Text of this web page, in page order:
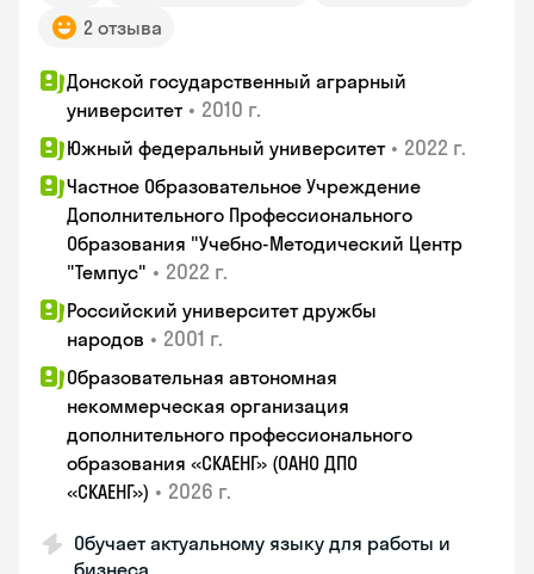
2 отзыва
Донской государственный аграрный
университет • 2010 г.
Южный федеральный университет • 2022 г.
Частное Образовательное Учреждение
Дополнительного Профессионального
Образования "Учебно-Методический Центр
"Темпус" • 2022 г.
Российский университет дружбы
народов • 2001 г.
Образовательная автономная
некоммерческая организация
дополнительного профессионального
образования «СКАЕНГ» (ОАНО ДПО
«СКАЕНГ») • 2026 г.
Обучает актуальному языку для работы и
бизнеса